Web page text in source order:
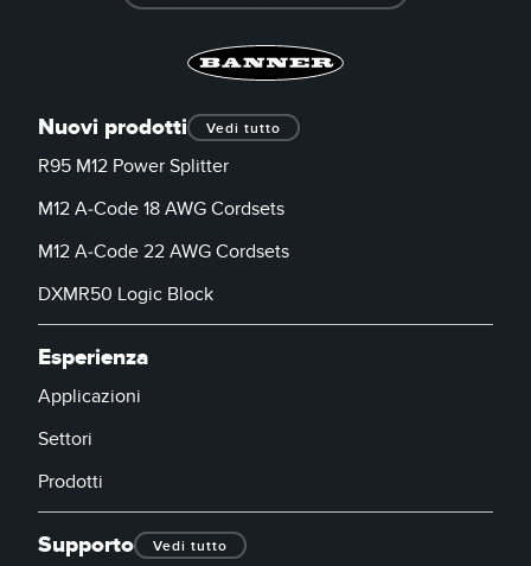
Nuovi prodotti Vedi tutto
R95 M12 Power Splitter
M12 A-Code 18 AWG Cordsets
M12 A-Code 22 AWG Cordsets
DXMR50 Logic Block
Esperienza
Applicazioni
Settori
Prodotti
Supporto Vedi tutto